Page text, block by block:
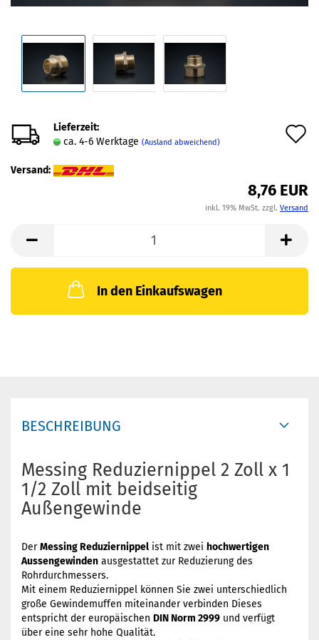
Lieferzeit:
ca. 4-6 Werktage (Ausland abweichend)
Versand:
8,76 EUR
inkl. 19% MwSt. zzgl. Versand
In den Einkaufswagen
BESCHREIBUNG
Messing Reduziernippel 2 Zoll x 1
1/2 Zoll mit beidseitig
Außengewinde
DerMessing Reduziernippel ist mit zwei hochwertigen
Aussengewinden ausgestattet zur Reduzierung des
Rohrdurchmessers.
Mit einem Reduziernippel können Sie zwei unterschiedlich
große Gewindemuffen miteinander verbinden Dieses
entspricht der europäischen DIN Norm 2999 und verfügt
über eine sehr hohe Qualität.